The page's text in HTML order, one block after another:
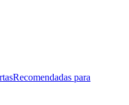
Recomendadas para